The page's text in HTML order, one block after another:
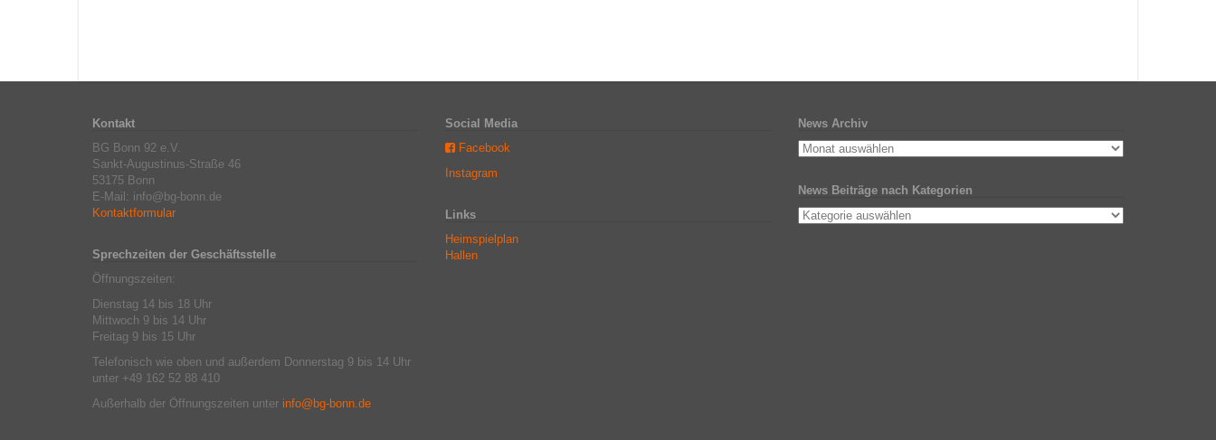
Kontakt
BG Bonn 92 e.V.
Sankt-Augustinus-Straße 46
53175 Bonn
E-Mail: info@bg-bonn.de
Kontaktformular
Sprechzeiten der Geschäftsstelle
Öffnungszeiten:
Dienstag 14 bis 18 Uhr
Mittwoch 9 bis 14 Uhr
Freitag 9 bis 15 Uhr
Telefonisch wie oben und außerdem Donnerstag 9 bis 14 Uhr
unter +49 162 52 88 410
Außerhalb der Öffnungszeiten unter info@bg-bonn.de
Social Media
Facebook
Instagram
Links
Heimspielplan
Hallen
News Archiv
News Beiträge nach Kategorien